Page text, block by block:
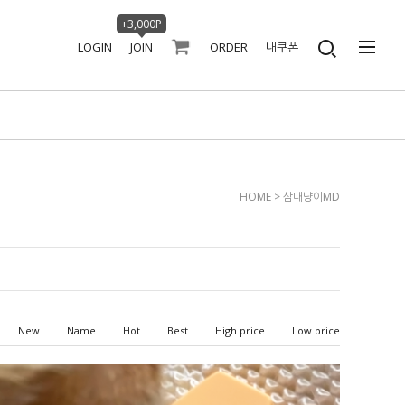
LOGIN JOIN
+3,000P
ORDER 내쿠폰
HOME >삼대냥이MD
New Name Hot Best High price Low price